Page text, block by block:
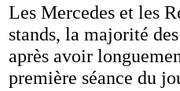
Les Mercedes et les
stands, la majorité
après avoir
première séance du